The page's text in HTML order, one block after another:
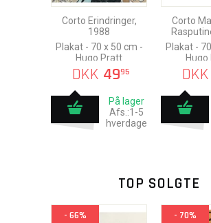
Corto Erindringer,
1988
Plakat - 70 x 50 cm -
Hugo Pratt
DKK 4995
På lager
Afs.:1-5
hverdage
Corto
Rasputine -
Malteses
Plakat -
DKK
TOP SOLGTE
- 66% - 70%